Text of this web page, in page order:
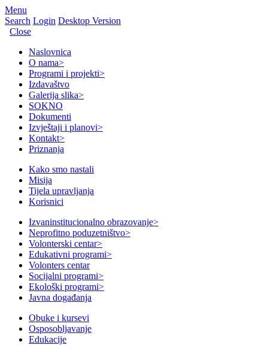
Menu
Search Login Desktop Version
Close
Naslovnica
O nama>
Programi i projekti>
Izdavaštvo
Galerija slika>
SOKNO
Dokumenti
Izvještaji i planovi>
Kontakt>
Priznanja
Kako smo nastali
Misija
Tijela upravljanja
Korisnici
Izvaninstitucionalno obrazovanje>
Neprofitno poduzetništvo>
Volonterski centar>
Edukativni programi>
Volonters centar
Socijalni programi>
Ekološki programi>
Javna događanja
Obuke i kursevi
Osposobljavanje
Edukacije